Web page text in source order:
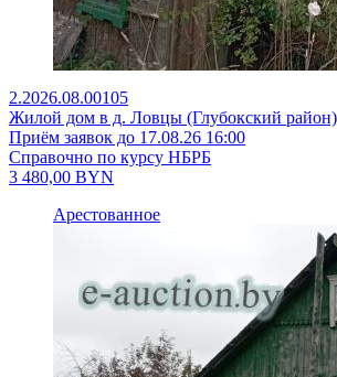
2.2026.08.00105
Жилой дом в д. Ловцы (Глубокский
Приём заявок до 17.08.26 16:00
Справочно по курсу НБРБ
3 480,00 BYN
Арестованное